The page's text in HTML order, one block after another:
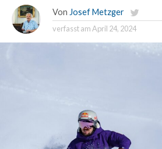
Von Josef Metzger
verfasst amApril 24, 2024